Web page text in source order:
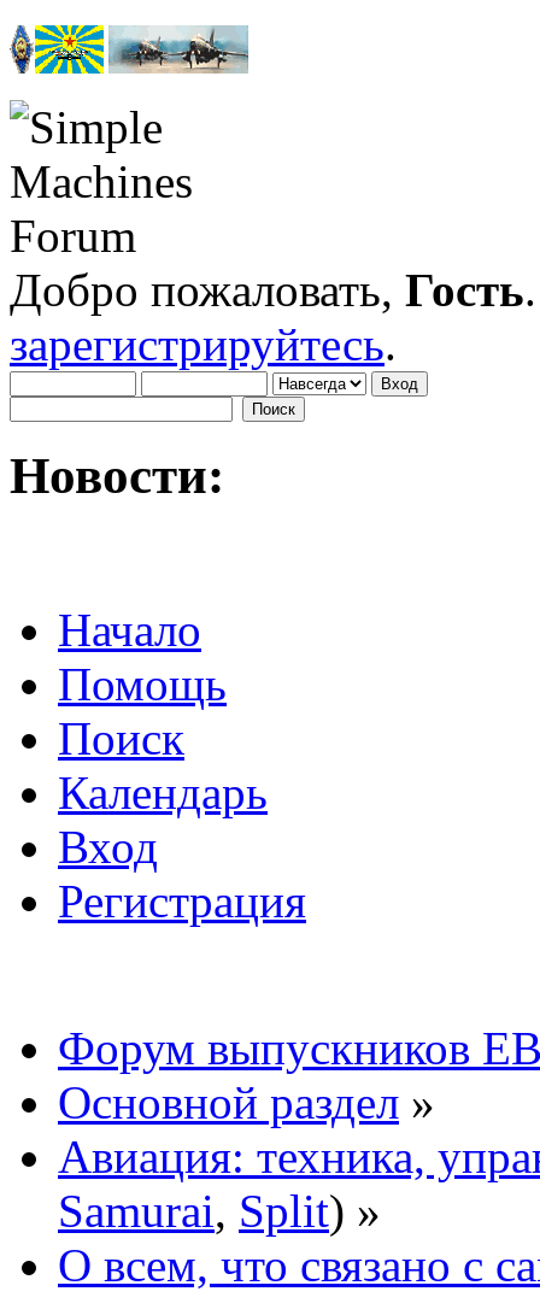
Добро пожаловать, Гость
зарегистрируйтесь.
Новости:
Начало
Помощь
Поиск
Календарь
Вход
Регистрация
Форум выпускников
Основной раздел »
Авиация: техника,
Samurai, Split) »
О всем, что связано с